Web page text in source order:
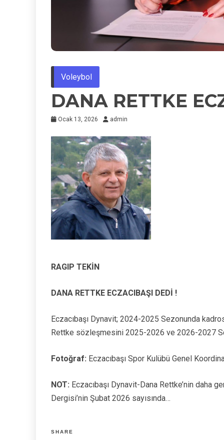
Voleybol
DANA RETTKE
Ocak 13, 2026 admin
RAGIP TEKİN
DANA RETTKE ECZACIBAŞI DEDİ !
Eczacıbaşı Dynavit; 2024-2025 Sezonunda
Rettke sözleşmesini 2025-2026 ve 2026-2027
Fotoğraf: Eczacıbaşı Spor Kulübü Genel
NOT: Eczacıbaşı Dynavit-Dana Rettke’nin daha
Dergisi’nin Şubat 2026 sayısında…
SHARE